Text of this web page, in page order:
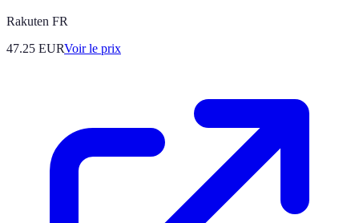
Rakuten FR
47.25 EURVoir le prix